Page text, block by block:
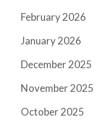
February 2026
January 2026
December 2025
November 2025
October 2025